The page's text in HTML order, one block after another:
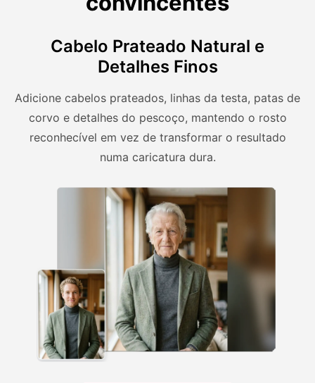
Cabelo Prateado Natural e
Detalhes Finos
Adicione cabelos prateados, linhas da testa, patas de
corvo e detalhes do pescoço, mantendo o rosto
reconhecível em vez de transformar o resultado
numa caricatura dura.